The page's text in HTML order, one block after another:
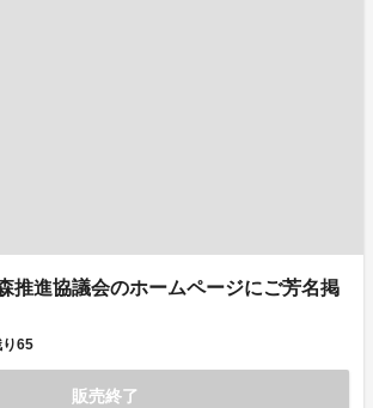
推進協議会のホームページにご芳名掲
65
販売終了